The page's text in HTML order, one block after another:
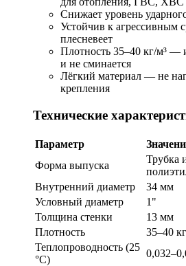
Снижает уровень
Устойчив к агрессивным
плесневеет
Плотность 35–40 кг/м³ —
и не сминается
Лёгкий материал — не
крепления
Технические
Параметр
Форма выпуска
Трубка
Внутренний диаметр
34 мм
Условный диаметр
1"
Толщина стенки
13 мм
Плотность
35–40
Теплопроводность (25
°C)